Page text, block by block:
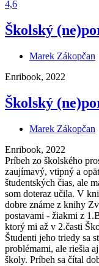
4,6
Školský
Marek Zákopčan
Enribook, 2022
Školský
Marek Zákopčan
Enribook, 2022
Príbeh zo školského
zaujímavý, vtipný a
študentských čias, ale
som doteraz učila. V
dobre známe z knihy
postavami - žiakmi z
ktorý mi až v 2.časti
Študenti jeho triedy sa
problémami, ale riešia
školy. Príbeh sa čítal